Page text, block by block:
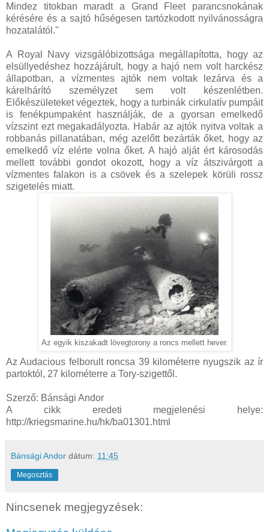
Mindez titokban maradt a Grand Fleet parancsnokának
kérésére és a sajtó hűségesen tartózkodott nyilvánosságra
hozatalától."
A Royal Navy vizsgálóbizottsága megállapította, hogy az
elsüllyedéshez hozzájárult, hogy a hajó nem volt harckész
állapotban, a vízmentes ajtók nem voltak lezárva és a
kárelhárító személyzet sem volt készenlétben.
Előkészületeket végeztek, hogy a turbinák cirkulatív pumpáit
is fenékpumpaként használják, de a gyorsan emelkedő
vízszint ezt megakadályozta. Habár az ajtók nyitva voltak a
robbanás pillanatában, még azelőtt bezárták őket, hogy az
emelkedő víz elérte volna őket. A hajó alját ért károsodás
mellett további gondot okozott, hogy a víz átszivárgott a
vízmentes falakon is a csövek és a szelepek körüli rossz
szigetelés miatt.
Az egyik kiszakadt lövegtorony a roncs mellett hever.
Az Audacious felborult roncsa 39 kilométerre nyugszik az ír
partoktól, 27 kilométerre a Tory-szigettől.
Szerző: Bánsági Andor
A cikk eredeti megjelenési helye:
http://kriegsmarine.hu/hk/ba01301.html
Bánsági Andor dátum: 11:45
Megosztás
Nincsenek megjegyzések: